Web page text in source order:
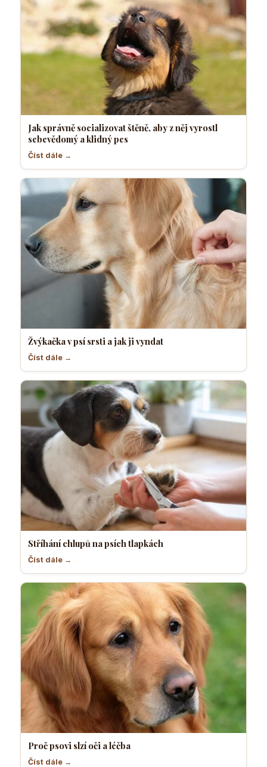
Jak správně socializovat štěně, aby z něj vyrostl
sebevědomý a klidný pes
Číst dále →
Žvýkačka v psí srsti a jak ji vyndat
Číst dále →
Stříhání chlupů na psích tlapkách
Číst dále →
Proč psovi slzí oči a léčba
Číst dále →